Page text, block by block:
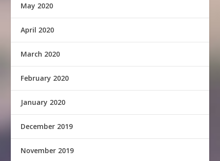
May 2020
April 2020
March 2020
February 2020
January 2020
December 2019
November 2019